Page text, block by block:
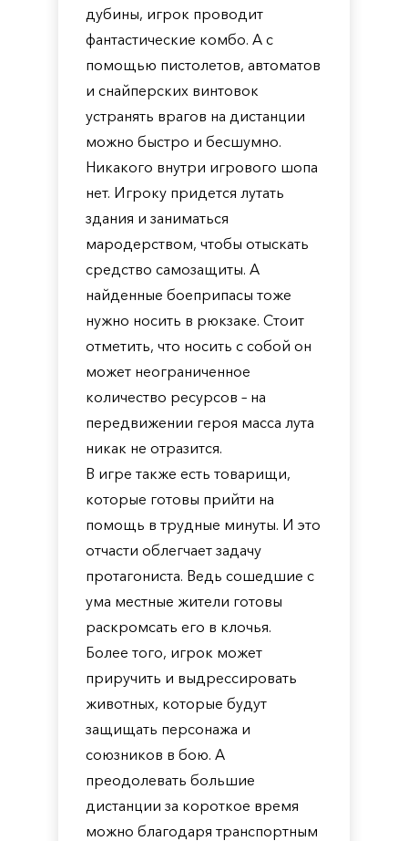
дубины, игрок проводит
фантастические комбо. А с
помощью пистолетов, автоматов
и снайперских винтовок
устранять врагов на дистанции
можно быстро и бесшумно.
Никакого внутри игрового шопа
нет. Игроку придется лутать
здания и заниматься
мародерством, чтобы отыскать
средство самозащиты. А
найденные боеприпасы тоже
нужно носить в рюкзаке. Стоит
отметить, что носить с собой он
может неограниченное
количество ресурсов – на
передвижении героя масса лута
никак не отразится.
В игре также есть товарищи,
которые готовы прийти на
помощь в трудные минуты. И это
отчасти облегчает задачу
протагониста. Ведь сошедшие с
ума местные жители готовы
раскромсать его в клочья.
Более того, игрок может
приручить и выдрессировать
животных, которые будут
защищать персонажа и
союзников в бою. А
преодолевать большие
дистанции за короткое время
можно благодаря транспортным